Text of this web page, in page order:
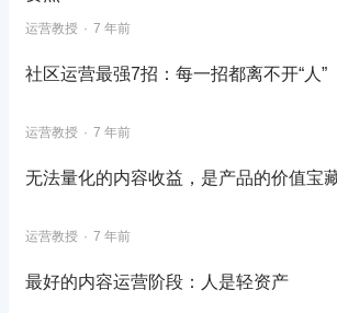
运营教授 7 年前
社区运营最强7招：每一招都离不开“人”
运营教授 7 年前
无法量化的内容收益，是产品的价值宝
运营教授 7 年前
最好的内容运营阶段：人是轻资产